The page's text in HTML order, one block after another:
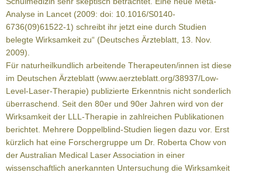
Analyse in Lancet (2009: doi: 10.1016/S0140-
6736(09)61522-1) schreibt ihr jetzt eine durch Studien
belegte Wirksamkeit zu“ (Deutsches Ärzteblatt, 13. Nov.
2009).
Für naturheilkundlich arbeitende Therapeuten/innen ist diese
im Deutschen Ärzteblatt (www.aerzteblatt.org/38937/Low-
Level-Laser-Therapie) publizierte Erkenntnis nicht sonderlich
überraschend. Seit den 80er und 90er Jahren wird von der
Wirksamkeit der LLL-Therapie in zahlreichen Publikationen
berichtet. Mehrere Doppelblind-Studien liegen dazu vor. Erst
kürzlich hat eine Forschergruppe um Dr. Roberta Chow von
der Australian Medical Laser Association in einer
wissenschaftlich anerkannten Untersuchung die Wirksamkeit